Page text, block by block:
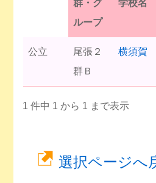
群・グ
ループ
学校名
公立
尾張２
群Ｂ
横須賀
1 件中 1 から 1 まで表示
選択ページへ